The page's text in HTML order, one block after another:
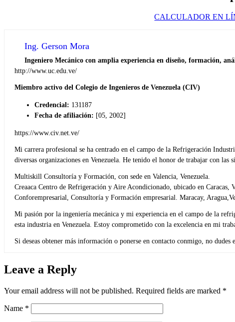
CALCULADOR EN
Ing. Gerson Mora
Ingeniero Mecánico con amplia experiencia en diseño, formación,
http://www.uc.edu.ve/
Miembro activo del Colegio de Ingenieros de Venezuela (CIV)
Credencial: 131187
Fecha de afiliación: [05, 2002]
https://www.civ.net.ve/
Mi carrera profesional se ha centrado en el campo de la Refrigeración
diversas organizaciones en Venezuela. He tenido el honor de trabajar con las
Multiskill Consultoría y Formación, con sede en Valencia, Venezuela.
Creaaca Centro de Refrigeración y Aire Acondicionado, ubicado en Caracas,
Conforempresarial, Consultoría y Formación empresarial. Maracay,
Mi pasión por la ingeniería mecánica y mi experiencia en el campo de la
esta industria en Venezuela. Estoy comprometido con la excelencia en mi
Si deseas obtener más información o ponerse en contacto conmigo, no dudes
Leave a Reply
Your email address will not be published. Required fields are marked *
Name *